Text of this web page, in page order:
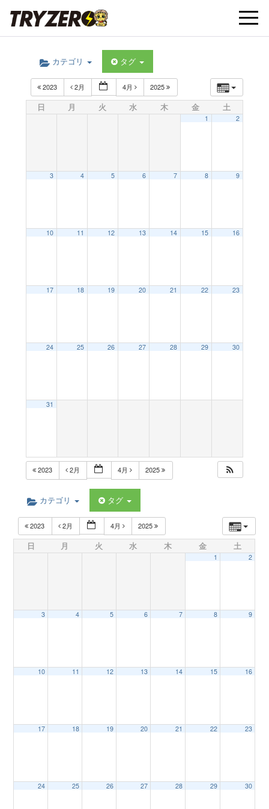
t
o
カテゴリ タグ
2023 2月 4月 2025
日 月 火 水 木 金 土
1 2
3 4 5 6 7 8 9
10 11 12 13 14 15 16
17 18 19 20 21 22 23
24 25 26 27 28 29 30
31
2023 2月 4月 2025
カテゴリ タグ
2023 2月 4月 2025
日 月 火 水 木 金 土
1 2
3 4 5 6 7 8 9
10 11 12 13 14 15 16
17 18 19 20 21 22 23
24 25 26 27 28 29 30